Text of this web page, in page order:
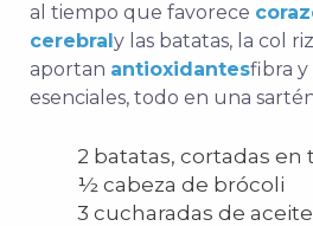
al tiempo que favorece
cerebraly las batatas, la col
aportan antioxidantesfibra y
esenciales, todo en una
2 batatas, cortadas en
½ cabeza de brócoli
3 cucharadas de